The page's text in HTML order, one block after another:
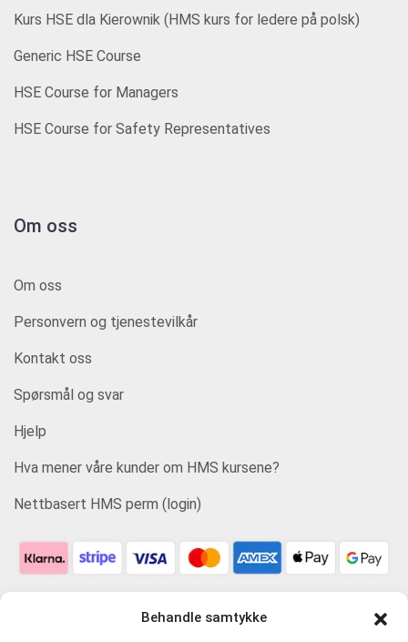
Behandle samtykke
Kurs HSE dla Kierownik (HMS kurs for ledere på polsk)
Generic HSE Course
HSE Course for Managers
HSE Course for Safety Representatives
Om oss
Om oss
Personvern og tjenestevilkår
Kontakt oss
Spørsmål og svar
Hjelp
Hva mener våre kunder om HMS kursene?
Nettbasert HMS perm (login)